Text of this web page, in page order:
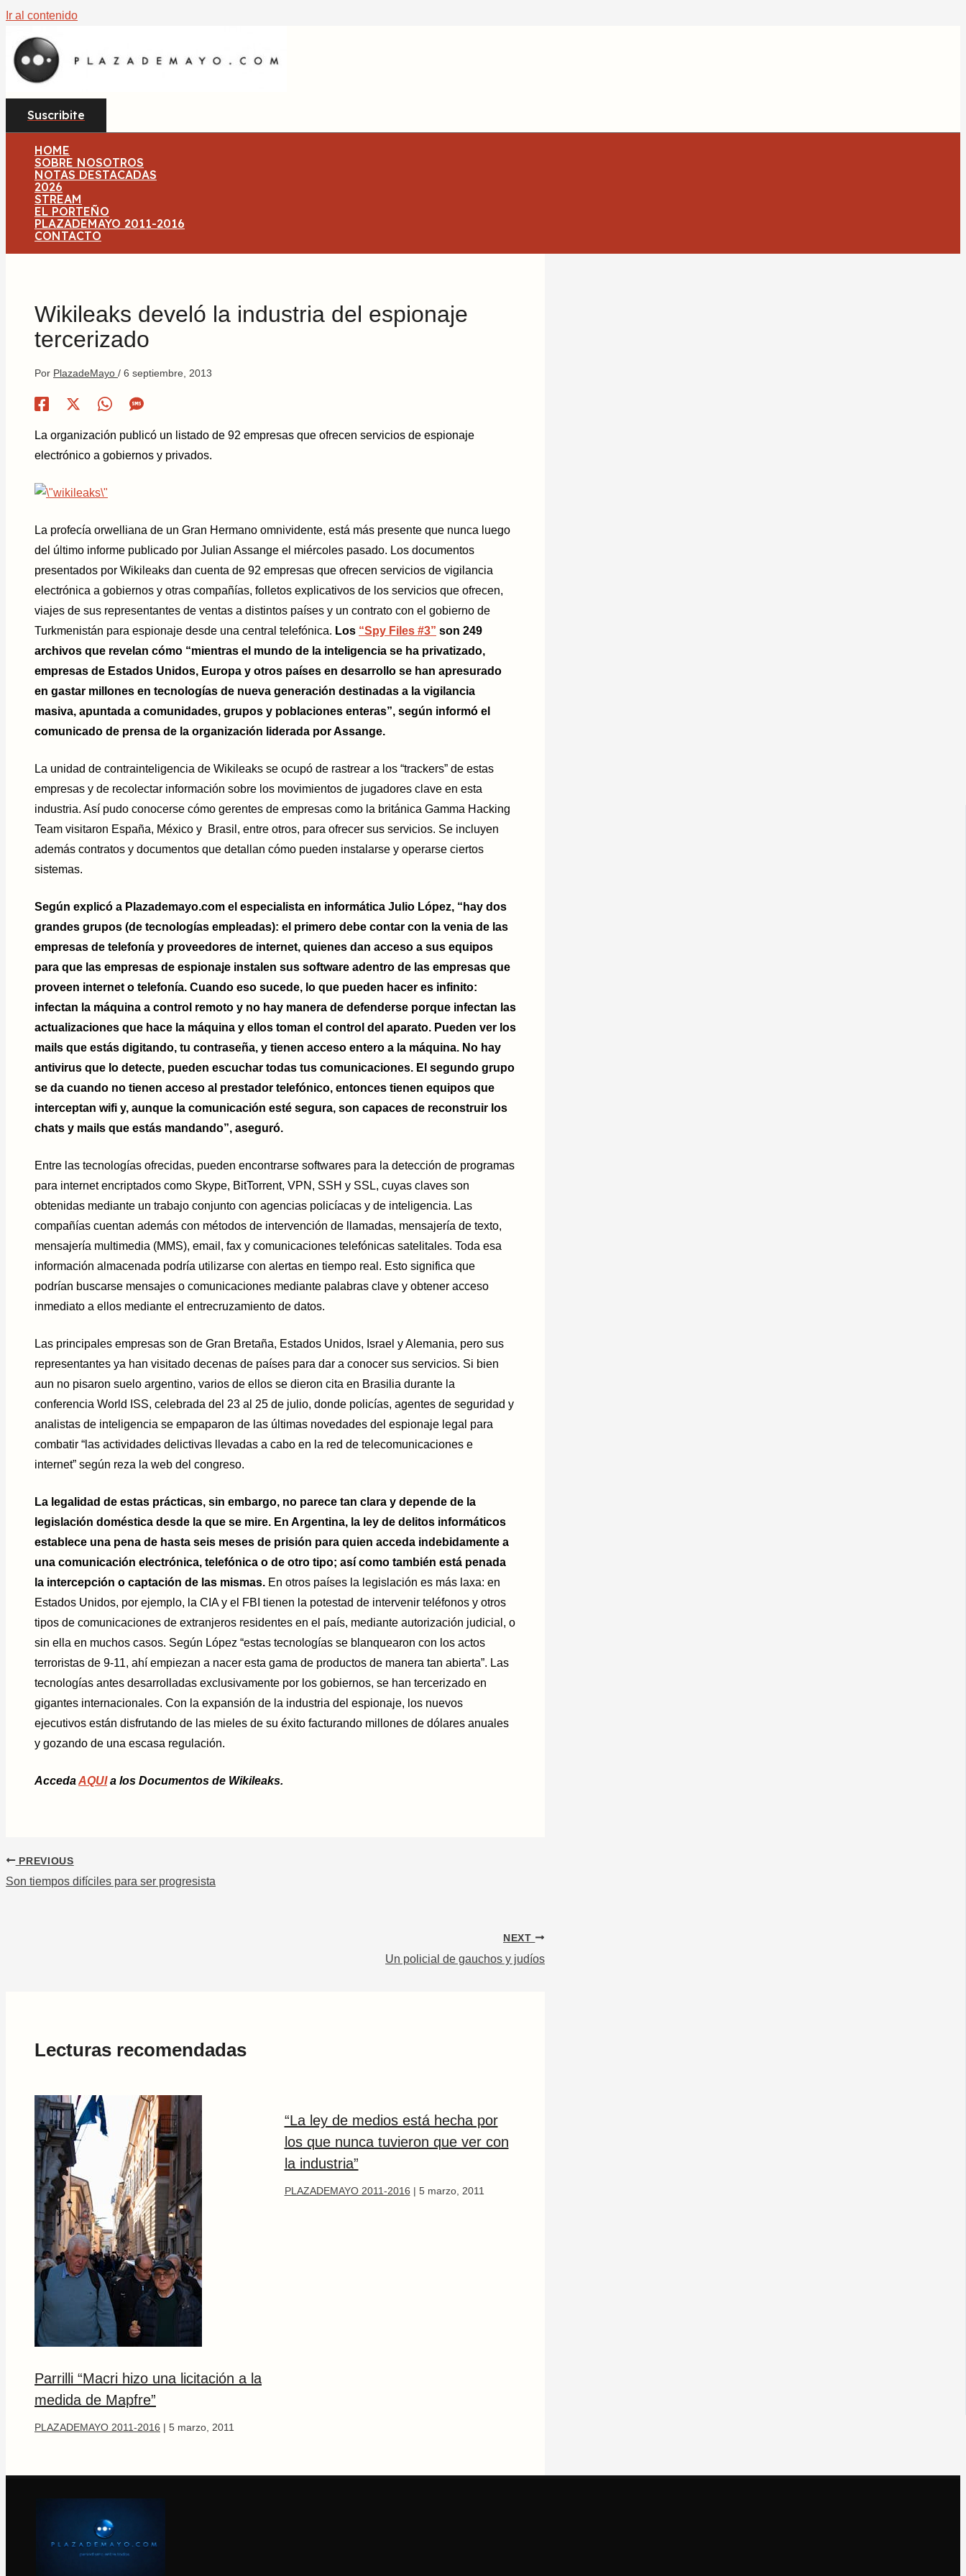
Ir al contenido
Suscribite
HOME
SOBRE NOSOTROS
NOTAS DESTACADAS
2026
STREAM
EL PORTEÑO
PLAZADEMAYO 2011-2016
CONTACTO
Wikileaks develó la industria del espionaje
tercerizado
Por PlazadeMayo / 6 septiembre, 2013
La organización publicó un listado de 92 empresas que ofrecen servicios de espionaje
electrónico a gobiernos y privados.
La profecía orwelliana de un Gran Hermano omnividente, está más presente que nunca luego
del último informe publicado por Julian Assange el miércoles pasado. Los documentos
presentados por Wikileaks dan cuenta de 92 empresas que ofrecen servicios de vigilancia
electrónica a gobiernos y otras compañías, folletos explicativos de los servicios que ofrecen,
viajes de sus representantes de ventas a distintos países y un contrato con el gobierno de
Turkmenistán para espionaje desde una central telefónica. Los “Spy Files #3” son 249
archivos que revelan cómo “mientras el mundo de la inteligencia se ha privatizado,
empresas de Estados Unidos, Europa y otros países en desarrollo se han apresurado
en gastar millones en tecnologías de nueva generación destinadas a la vigilancia
masiva, apuntada a comunidades, grupos y poblaciones enteras”, según informó el
comunicado de prensa de la organización liderada por Assange.
La unidad de contrainteligencia de Wikileaks se ocupó de rastrear a los “trackers” de estas
empresas y de recolectar información sobre los movimientos de jugadores clave en esta
industria. Así pudo conocerse cómo gerentes de empresas como la británica Gamma Hacking
Team visitaron España, México y Brasil, entre otros, para ofrecer sus servicios. Se incluyen
además contratos y documentos que detallan cómo pueden instalarse y operarse ciertos
sistemas.
Según explicó a Plazademayo.com el especialista en informática Julio López, “hay dos
grandes grupos (de tecnologías empleadas): el primero debe contar con la venia de las
empresas de telefonía y proveedores de internet, quienes dan acceso a sus equipos
para que las empresas de espionaje instalen sus software adentro de las empresas que
proveen internet o telefonía. Cuando eso sucede, lo que pueden hacer es infinito:
infectan la máquina a control remoto y no hay manera de defenderse porque infectan las
actualizaciones que hace la máquina y ellos toman el control del aparato. Pueden ver los
mails que estás digitando, tu contraseña, y tienen acceso entero a la máquina. No hay
antivirus que lo detecte, pueden escuchar todas tus comunicaciones. El segundo grupo
se da cuando no tienen acceso al prestador telefónico, entonces tienen equipos que
interceptan wifi y, aunque la comunicación esté segura, son capaces de reconstruir los
chats y mails que estás mandando”, aseguró.
Entre las tecnologías ofrecidas, pueden encontrarse softwares para la detección de programas
para internet encriptados como Skype, BitTorrent, VPN, SSH y SSL, cuyas claves son
obtenidas mediante un trabajo conjunto con agencias policíacas y de inteligencia. Las
compañías cuentan además con métodos de intervención de llamadas, mensajería de texto,
mensajería multimedia (MMS), email, fax y comunicaciones telefónicas satelitales. Toda esa
información almacenada podría utilizarse con alertas en tiempo real. Esto significa que
podrían buscarse mensajes o comunicaciones mediante palabras clave y obtener acceso
inmediato a ellos mediante el entrecruzamiento de datos.
Las principales empresas son de Gran Bretaña, Estados Unidos, Israel y Alemania, pero sus
representantes ya han visitado decenas de países para dar a conocer sus servicios. Si bien
aun no pisaron suelo argentino, varios de ellos se dieron cita en Brasilia durante la
conferencia World ISS, celebrada del 23 al 25 de julio, donde policías, agentes de seguridad y
analistas de inteligencia se empaparon de las últimas novedades del espionaje legal para
combatir “las actividades delictivas llevadas a cabo en la red de telecomunicaciones e
internet” según reza la web del congreso.
La legalidad de estas prácticas, sin embargo, no parece tan clara y depende de la
legislación doméstica desde la que se mire. En Argentina, la ley de delitos informáticos
establece una pena de hasta seis meses de prisión para quien acceda indebidamente a
una comunicación electrónica, telefónica o de otro tipo; así como también está penada
la intercepción o captación de las mismas. En otros países la legislación es más laxa: en
Estados Unidos, por ejemplo, la CIA y el FBI tienen la potestad de intervenir teléfonos y otros
tipos de comunicaciones de extranjeros residentes en el país, mediante autorización judicial, o
sin ella en muchos casos. Según López “estas tecnologías se blanquearon con los actos
terroristas de 9-11, ahí empiezan a nacer esta gama de productos de manera tan abierta”. Las
tecnologías antes desarrolladas exclusivamente por los gobiernos, se han tercerizado en
gigantes internacionales. Con la expansión de la industria del espionaje, los nuevos
ejecutivos están disfrutando de las mieles de su éxito facturando millones de dólares anuales
y gozando de una escasa regulación.
AccedaAQUI a los Documentos de Wikileaks.
PREVIOUS
Son tiempos difíciles para ser progresista
NEXT
Un policial de gauchos y judíos
Lecturas recomendadas
Parrilli “Macri hizo una licitación a la
medida de Mapfre”
PLAZADEMAYO 2011-2016 | 5 marzo, 2011
“La ley de medios está hecha por
los que nunca tuvieron que ver con
la industria”
PLAZADEMAYO 2011-2016 | 5 marzo, 2011